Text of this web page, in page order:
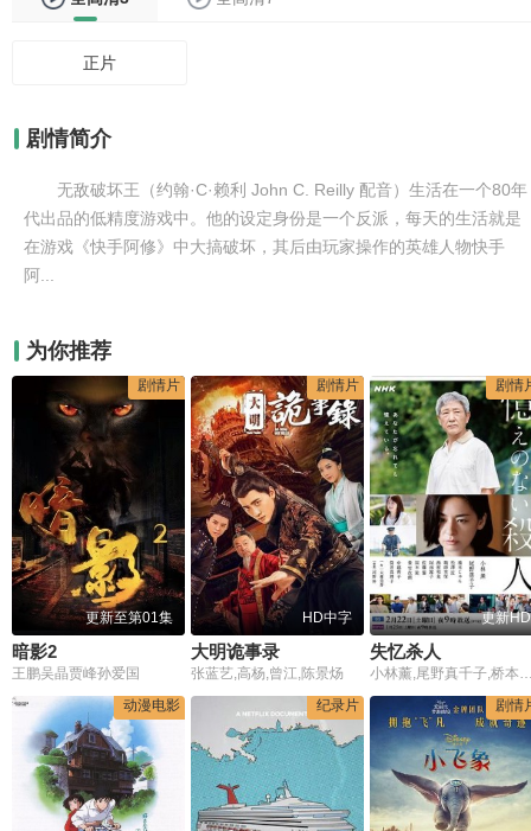
正片
剧情简介
无敌破坏王（约翰·C·赖利 John C. Reilly 配音）生活在一个80年
代出品的低精度游戏中。他的设定身份是一个反派，每天的生活就是
在游戏《快手阿修》中大搞破坏，其后由玩家操作的英雄人物快手
阿...
为你推荐
剧情片
更新至第01集
暗影2
王鹏吴晶贾峰孙爱国
剧情片
HD中字
大明诡事录
张蓝艺,⾼杨,曾江,陈景炀
剧情
更新HD
失忆杀人
小林薰,尾野真千子,桥本润,松泽匠,鞘师里保,西村和泉,阿南敦子,佐藤誓,岡本篤,室井響,畦田ひとみ,村
动漫电影
纪录片 剧情